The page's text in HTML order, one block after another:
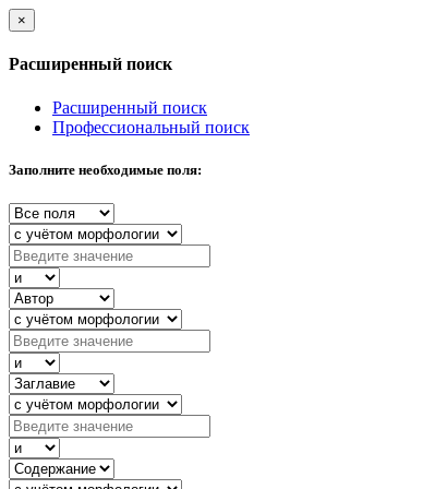
×
Расширенный поиск
Расширенный поиск
Профессиональный поиск
Заполните необходимые поля: